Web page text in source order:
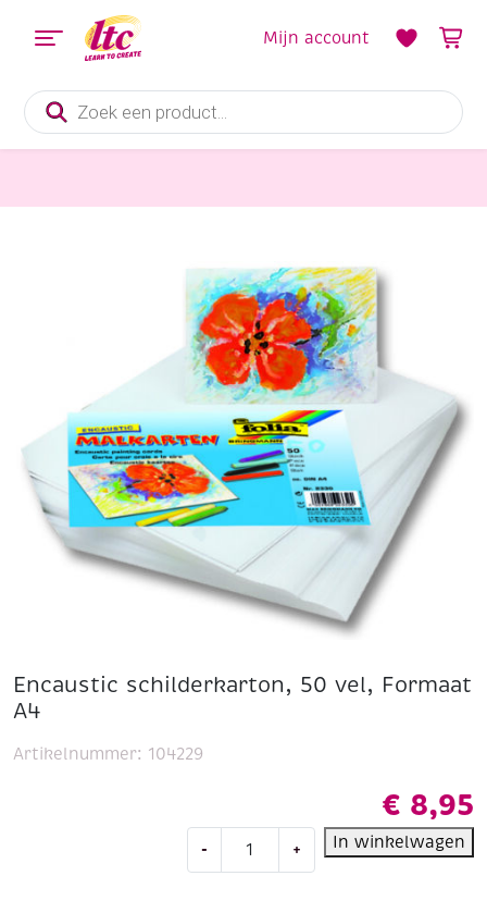
Producten
zoeken
Mijn account
Encaustic schilderkarton, 50 vel, Formaat
A4
€ 8,95
-
schilderkarton,
+ In winkelwagen
Artikelnummer: 104229